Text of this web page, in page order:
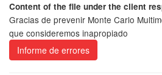
Content of the file under the client
Gracias de prevenir Monte Carlo
que consideremos inapropiado
Informe de errores